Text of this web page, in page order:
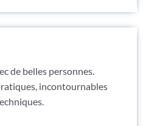
de belles personnes.
incontournables